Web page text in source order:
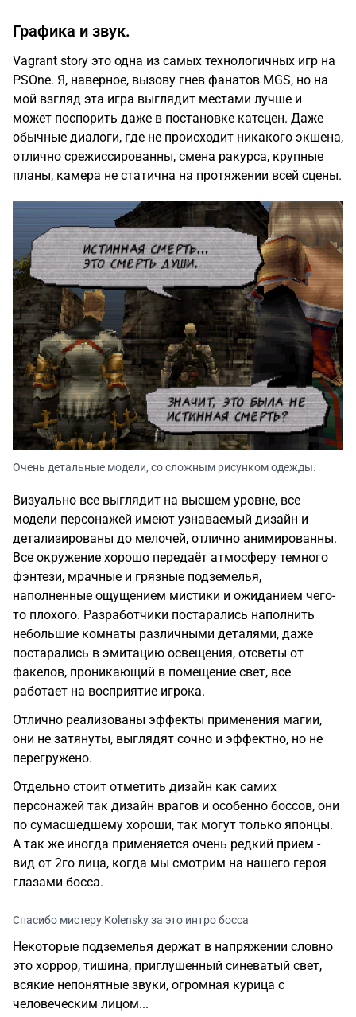
Графика и звук.
Vagrant story это одна из самых технологичных игр на
PSOne. Я, наверное, вызову гнев фанатов MGS, но на
мой взгляд эта игра выглядит местами лучше и
может поспорить даже в постановке катсцен. Даже
обычные диалоги, где не происходит никакого экшена,
отлично срежиссированны, смена ракурса, крупные
планы, камера не статична на протяжении всей сцены.
Очень детальные модели, со сложным рисунком одежды.
Визуально все выглядит на высшем уровне, все
модели персонажей имеют узнаваемый дизайн и
детализированы до мелочей, отлично анимированны.
Все окружение хорошо передаёт атмосферу темного
фэнтези, мрачные и грязные подземелья,
наполненные ощущением мистики и ожиданием чего-
то плохого. Разработчики постарались наполнить
небольшие комнаты различными деталями, даже
постарались в эмитацию освещения, отсветы от
факелов, проникающий в помещение свет, все
работает на восприятие игрока.
Отлично реализованы эффекты применения магии,
они не затянуты, выглядят сочно и эффектно, но не
перегружено.
Отдельно стоит отметить дизайн как самих
персонажей так дизайн врагов и особенно боссов, они
по сумасшедшему хороши, так могут только японцы.
А так же иногда применяется очень редкий прием -
вид от 2го лица, когда мы смотрим на нашего героя
глазами босса.
Спасибо мистеру Kolensky за это интро босса
Некоторые подземелья держат в напряжении словно
это хоррор, тишина, приглушенный синеватый свет,
всякие непонятные звуки, огромная курица с
человеческим лицом...